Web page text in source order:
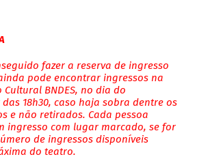
fazer a reserva de ingresso
pode encontrar ingressos na
Cultural BNDES, no dia do
18h30, caso haja sobra dentre os
e não retirados. Cada pessoa
ingresso com lugar marcado, se for
de ingressos disponíveis
do teatro.